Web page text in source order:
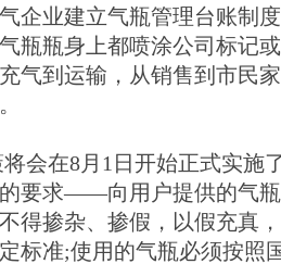
企业建立气瓶管理台账制
瓶瓶身上都喷涂公司标记
气到运输，从销售到市民
会在8月1日开始正式实施
要求——向用户提供的气
得掺杂、掺假，以假充真
标准;使用的气瓶必须按照